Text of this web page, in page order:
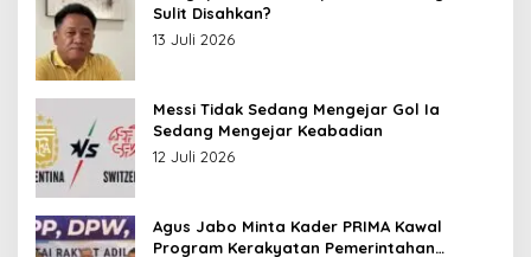
Sulit Disahkan?
13 Juli 2026
Messi Tidak Sedang Mengejar Gol Ia
Sedang Mengejar Keabadian
12 Juli 2026
Agus Jabo Minta Kader PRIMA Kawal
Program Kerakyatan Pemerintahan